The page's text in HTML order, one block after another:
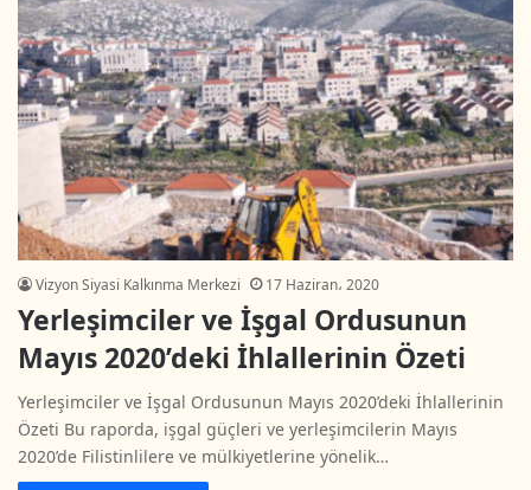
Vizyon Siyasi Kalkınma Merkezi 17 Haziran، 2020
Yerleşimciler ve İşgal Ordusunun
Mayıs 2020’deki İhlallerinin Özeti
Yerleşimciler ve İşgal Ordusunun Mayıs 2020’deki İhlallerinin
Özeti Bu raporda, işgal güçleri ve yerleşimcilerin Mayıs
2020’de Filistinlilere ve mülkiyetlerine yönelik…